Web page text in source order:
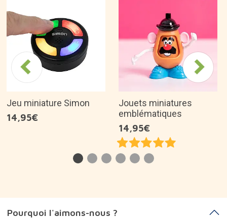
Jeu miniature Simon
14,95€
Jouets miniatures
emblématiques
14,95€
Pourquoi l'aimons-nous ?